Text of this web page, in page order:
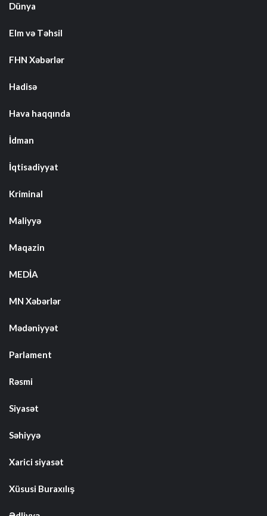
Dünya
Elm və Təhsil
FHN Xəbərlər
Hadisə
Hava haqqında
İdman
İqtisadiyyat
Kriminal
Maliyyə
Maqazin
MEDİA
MN Xəbərlər
Mədəniyyət
Parlament
Rəsmi
Siyasət
Səhiyyə
Xarici siyasət
Xüsusi Buraxılış